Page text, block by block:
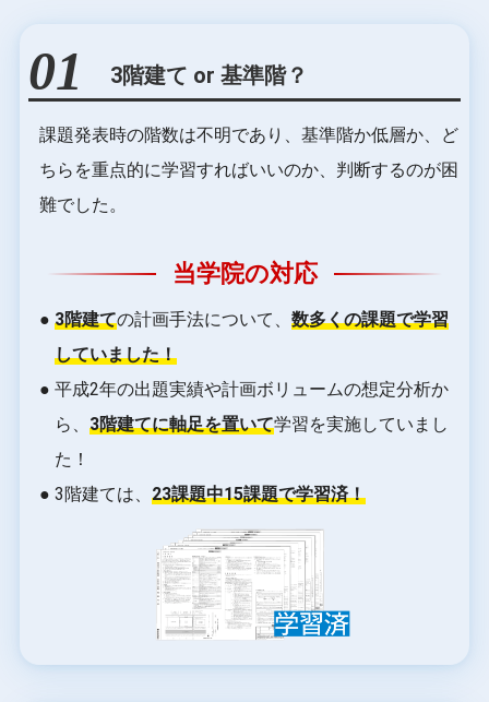
01 3階建て or 基準階？
課題発表時の階数は不明であり、基準階か低層か、
ど
ちらを重点的に学習すればいいのか、判断するのが困
難でした。
当学院の対応
● 3階建ての計画手法について、 数多くの課題で学習
していました！
● 平成2年の出題実績や計画ボリュームの想定分析か
ら、3階建てに軸足を置いて学習を実施していまし
た！
● 3階建ては、 23課題中15課題で学習済！